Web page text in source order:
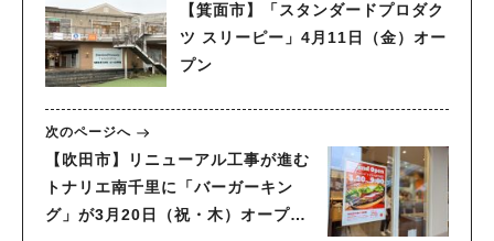
【箕面市】「スタンダードプロダク
ツ スリーピー」4月11日（金）オー
プン
次のページへ
【吹田市】リニューアル工事が進む
トナリエ南千里に「バーガーキン
グ」が3月20日（祝・木）オープ